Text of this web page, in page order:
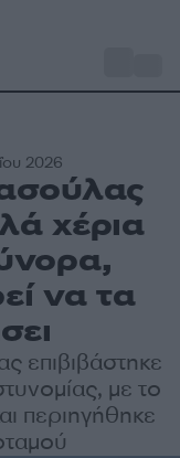
2026
χέρια
να τα
επιβιβάστηκε
με το
περιηγήθηκε